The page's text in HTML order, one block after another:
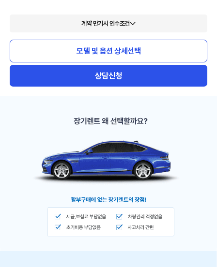
계약 만기시 인수조건
모델 및 옵션 상세선택
상담신청